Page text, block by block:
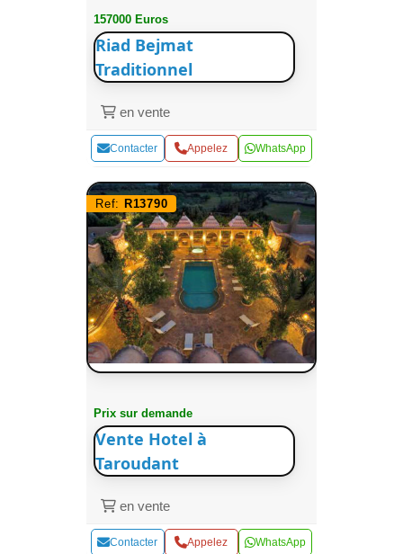
157000 Euros
Riad Bejmat
Traditionnel
en vente
Contacter Appelez WhatsApp
Ref: R13790
Prix sur demande
Vente Hotel à
Taroudant
en vente
Contacter Appelez WhatsApp